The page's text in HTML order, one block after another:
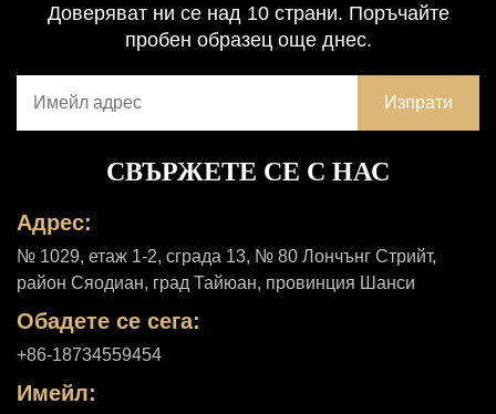
Доверяват ни се над 10 страни. Поръчайте
пробен образец още днес.
СВЪРЖЕТЕ СЕ С НАС
Адрес:
№ 1029, етаж 1-2, сграда 13, № 80 Лончънг Стрийт,
район Сяодиан, град Тайюан, провинция Шанси
Обадете се сега:
+86-18734559454
Имейл: